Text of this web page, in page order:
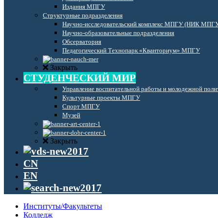
Издания МПГУ
Структурные подразделения
Научно-исследовательский комплекс МПГУ (НИК
Научно-образовательные подразделения
Обсерватория
Педагогический Технопарк «Кванториум» МПГУ
Закрыть
СТУДЕНЧЕСКИЙ МИР
Управление воспитательной работы и молодежной
Культурные проекты МПГУ
Спорт МПГУ
Музей
Закрыть
CN
EN
Институты/Факультеты
Колледж